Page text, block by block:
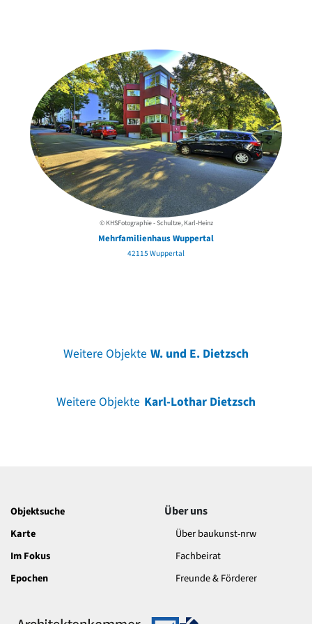
© KHSFotographie - Schultze, Karl-Heinz
Mehrfamilienhaus Wuppertal
42115 Wuppertal
Weitere Objekte W. und E. Dietzsch
Weitere Objekte Karl-Lothar Dietzsch
Objektsuche
Karte
Im Fokus
Epochen
Über uns
Über baukunst-nrw
Fachbeirat
Freunde & Förderer